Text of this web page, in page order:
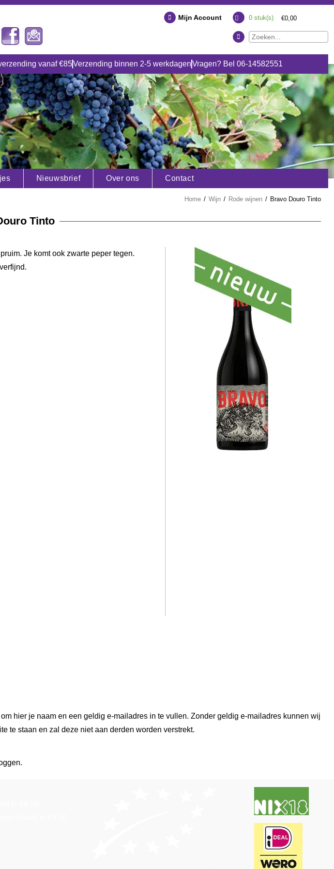
Mijn Account 0 stuk(s) €0,00
vanaf €85Verzending binnen 2-5 werkdagenVragen? Bel 06-14582551
Nieuwsbrief Over ons Contact
Home / Wijn / Rode wijnen / Bravo Douro Tinto
Tinto
Je komt ook zwarte peper tegen.
hier je naam en een geldig e-mailadres in te vullen. Zonder geldig e-mailadres kunnen wij
te staan en zal deze niet aan derden worden verstrekt.